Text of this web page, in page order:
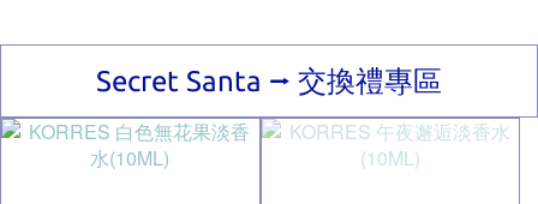
Secret Santa ⭢ 交換禮專區